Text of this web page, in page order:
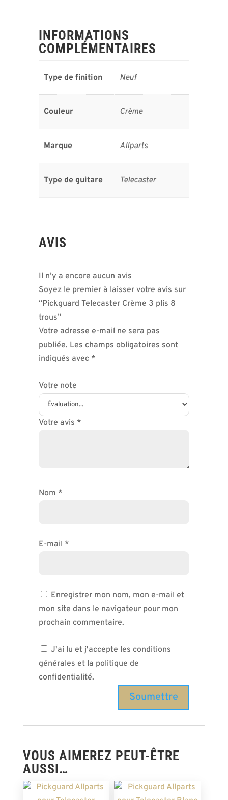
INFORMATIONS
COMPLÉMENTAIRES
Type de finition Neuf
Couleur Crème
Marque Allparts
Type de guitare Telecaster
AVIS
Il n’y a encore aucun avis
Soyez le premier à laisser votre avis sur
“Pickguard Telecaster Crème 3 plis 8
trous”
Votre adresse e-mail ne sera pas
publiée. Les champs obligatoires sont
indiqués avec *
Votre note
Votre avis *
Nom *
E-mail *
Enregistrer mon nom, mon e-mail et
mon site dans le navigateur pour mon
prochain commentaire.
J'ai lu et j'accepte les conditions
générales et la politique de
confidentialité.
VOUS AIMEREZ PEUT-ÊTRE
AUSSI…